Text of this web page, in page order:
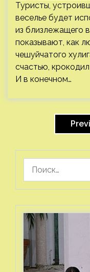
Туристы,
веселье будет
из близлежащего
показывают, как
чешуйчатого
счастью,
И в конечном…